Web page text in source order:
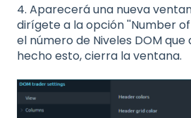
4. Aparecerá una nueva
dirígete a la opción ''Number
el número de Niveles DOM que
hecho esto, cierra la ventana.